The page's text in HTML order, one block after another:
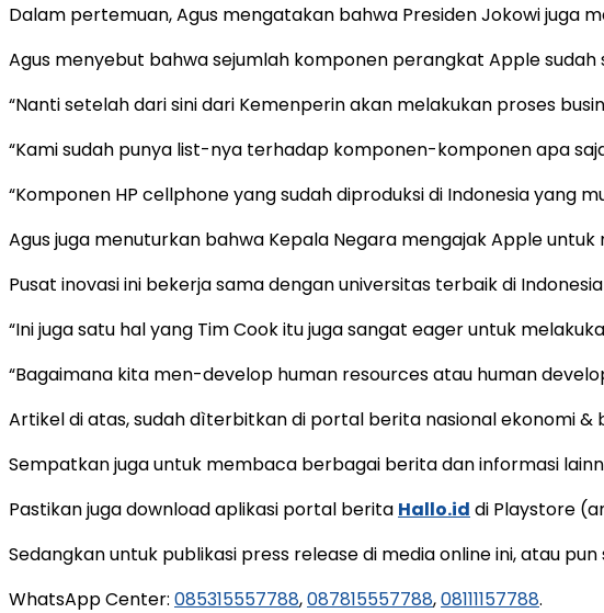
Dalam pertemuan, Agus mengatakan bahwa Presiden Jokowi
Agus menyebut bahwa sejumlah komponen perangkat Apple sudah
“Nanti setelah dari sini dari Kemenperin akan melakukan proses
“Kami sudah punya list-nya terhadap komponen-komponen apa
“Komponen HP cellphone yang sudah diproduksi di Indonesia yang
Agus juga menuturkan bahwa Kepala Negara mengajak Apple
Pusat inovasi ini bekerja sama dengan universitas terbaik di
“Ini juga satu hal yang Tim Cook itu juga sangat eager untuk
“Bagaimana kita men-develop human resources atau human
Artikel di atas, sudah dìterbitkan di portal berita nasional ekonomi &
Sempatkan juga untuk membaca berbagai berita dan informasi
Pastikan juga download aplikasi portal berita Hallo.id di Playstore
Sedangkan untuk publikasi press release di media online ini, atau
WhatsApp Center: 085315557788,087815557788,08111157788.